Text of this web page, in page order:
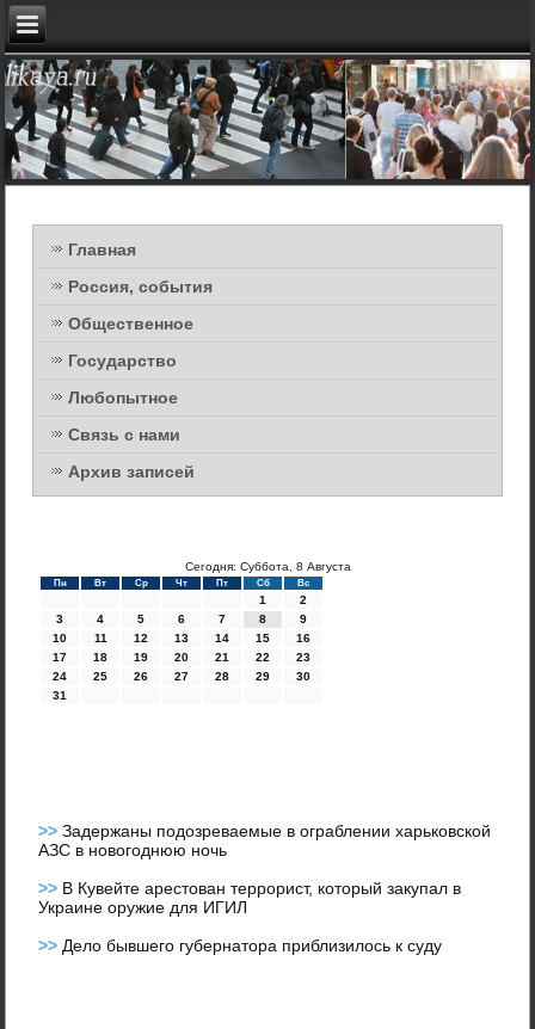
Главная
Россия, события
Общественное
Государство
Любопытное
Связь с нами
Архив записей
Сегодня: Суббота, 8 Августа
Пн Вт Ср Чт Пт Сб Вс
1
2
3
4 5 6 7 8
9
10
11 12 13 14 15
16
17
18 19 20 21 22
23
24
25 26 27 28 29
30
31
>>Задержаны подозреваемые в ограблении харьковской
АЗС в новогоднюю ночь
>> В Кувейте арестован террорист, который закупал в
Украине оружие для ИГИЛ
>> Дело бывшего губернатора приблизилось к суду